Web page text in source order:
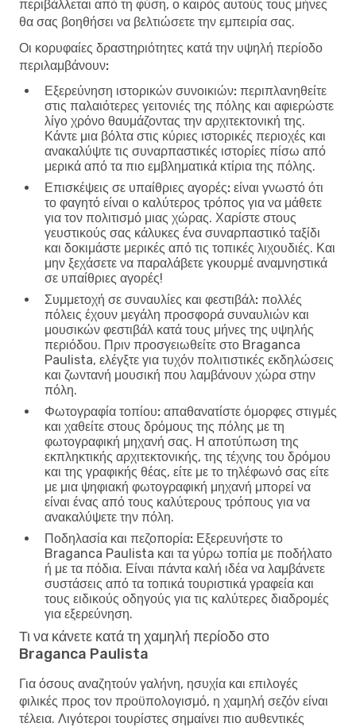
περιβάλλεται από τη φύση, ο καιρός αυτούς τους μήνες
θα σας βοηθήσει να βελτιώσετε την εμπειρία σας.
Οι κορυφαίες δραστηριότητες κατά την υψηλή περίοδο
περιλαμβάνουν:
Εξερεύνηση ιστορικών συνοικιών: περιπλανηθείτε
στις παλαιότερες γειτονιές της πόλης και αφιερώστε
λίγο χρόνο θαυμάζοντας την αρχιτεκτονική της.
Κάντε μια βόλτα στις κύριες ιστορικές περιοχές και
ανακαλύψτε τις συναρπαστικές ιστορίες πίσω από
μερικά από τα πιο εμβληματικά κτίρια της πόλης.
Επισκέψεις σε υπαίθριες αγορές: είναι γνωστό ότι
το φαγητό είναι ο καλύτερος τρόπος για να μάθετε
για τον πολιτισμό μιας χώρας. Χαρίστε στους
γευστικούς σας κάλυκες ένα συναρπαστικό ταξίδι
και δοκιμάστε μερικές από τις τοπικές λιχουδιές. Και
μην ξεχάσετε να παραλάβετε γκουρμέ αναμνηστικά
σε υπαίθριες αγορές!
Συμμετοχή σε συναυλίες και φεστιβάλ: πολλές
πόλεις έχουν μεγάλη προσφορά συναυλιών και
μουσικών φεστιβάλ κατά τους μήνες της υψηλής
περιόδου. Πριν προσγειωθείτε στο Braganca
Paulista, ελέγξτε για τυχόν πολιτιστικές εκδηλώσεις
και ζωντανή μουσική που λαμβάνουν χώρα στην
πόλη.
Φωτογραφία τοπίου: απαθανατίστε όμορφες στιγμές
και χαθείτε στους δρόμους της πόλης με τη
φωτογραφική μηχανή σας. Η αποτύπωση της
εκπληκτικής αρχιτεκτονικής, της τέχνης του δρόμου
και της γραφικής θέας, είτε με το τηλέφωνό σας είτε
με μια ψηφιακή φωτογραφική μηχανή μπορεί να
είναι ένας από τους καλύτερους τρόπους για να
ανακαλύψετε την πόλη.
Ποδηλασία και πεζοπορία: Εξερευνήστε το
Braganca Paulista και τα γύρω τοπία με ποδήλατο
ή με τα πόδια. Είναι πάντα καλή ιδέα να λαμβάνετε
συστάσεις από τα τοπικά τουριστικά γραφεία και
τους ειδικούς οδηγούς για τις καλύτερες διαδρομές
για εξερεύνηση.
Τι να κάνετε κατά τη χαμηλή περίοδο στο
Braganca Paulista
Για όσους αναζητούν γαλήνη, ησυχία και επιλογές
φιλικές προς τον προϋπολογισμό, η χαμηλή σεζόν είναι
τέλεια. Λιγότεροι τουρίστες σημαίνει πιο αυθεντικές